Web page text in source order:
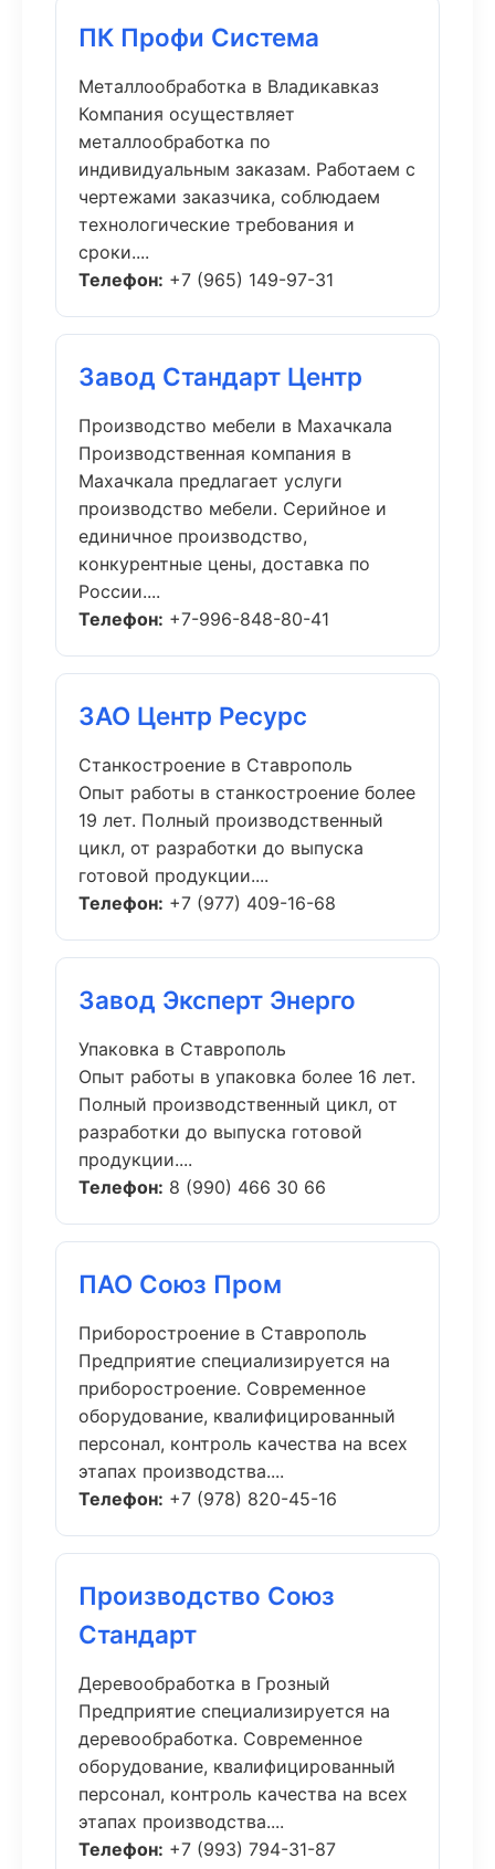
ПК Профи Система
Металлообработка в Владикавказ
Компания осуществляет
металлообработка по
индивидуальным заказам. Работаем с
чертежами заказчика, соблюдаем
технологические требования и
сроки....
Телефон: +7 (965) 149-97-31
Завод Стандарт Центр
Производство мебели в Махачкала
Производственная компания в
Махачкала предлагает услуги
производство мебели. Серийное и
единичное производство,
конкурентные цены, доставка по
России....
Телефон: +7-996-848-80-41
ЗАО Центр Ресурс
Станкостроение в Ставрополь
Опыт работы в станкостроение более
19 лет. Полный производственный
цикл, от разработки до выпуска
готовой продукции....
Телефон: +7 (977) 409-16-68
Завод Эксперт Энерго
Упаковка в Ставрополь
Опыт работы в упаковка более 16 лет.
Полный производственный цикл, от
разработки до выпуска готовой
продукции....
Телефон: 8 (990) 466 30 66
ПАО Союз Пром
Приборостроение в Ставрополь
Предприятие специализируется на
приборостроение. Современное
оборудование, квалифицированный
персонал, контроль качества на всех
этапах производства....
Телефон: +7 (978) 820-45-16
Производство Союз
Стандарт
Деревообработка в Грозный
Предприятие специализируется на
деревообработка. Современное
оборудование, квалифицированный
персонал, контроль качества на всех
этапах производства....
Телефон: +7 (993) 794-31-87